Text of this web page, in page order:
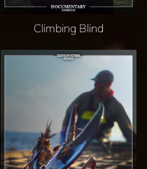
Climbing Blind